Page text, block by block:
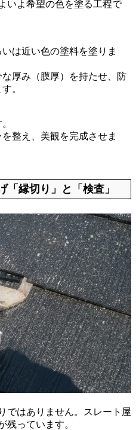
いよ希望の色を塗る工程で
は近い色の塗料を塗りま
厚み（膜厚）を持たせ、防
。
整え、美観を完成させま
「縁切り」と「検査」
ではありません。スレート屋
残っています。